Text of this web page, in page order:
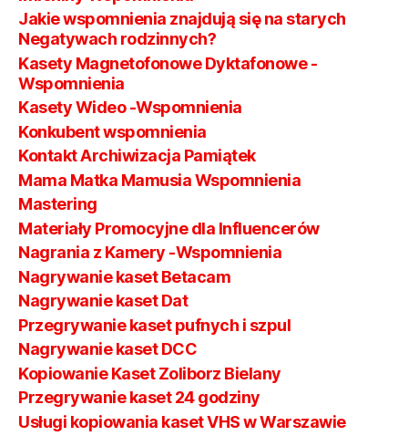
Jakie wspomnienia znajdują się na starych
Negatywach rodzinnych?
Kasety Magnetofonowe Dyktafonowe -
Wspomnienia
Kasety Wideo -Wspomnienia
Konkubent wspomnienia
Kontakt Archiwizacja Pamiątek
Mama Matka Mamusia Wspomnienia
Mastering
Materiały Promocyjne dla Influencerów
Nagrania z Kamery -Wspomnienia
Nagrywanie kaset Betacam
Nagrywanie kaset Dat
Przegrywanie kaset pufnych i szpul
Nagrywanie kaset DCC
Kopiowanie Kaset Zoliborz Bielany
Przegrywanie kaset 24 godziny
Usługi kopiowania kaset VHS w Warszawie